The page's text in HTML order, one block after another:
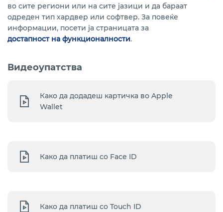
во сите региони или на сите јазици и да бараат
одреден тип хардвер или софтвер. За повеќе
информации, посети ја страницата за
достапност на функционалности.
Видеоупатства
Како да додадеш картичка во Apple
Wallet
Како да платиш со Face ID
Како да платиш со Touch ID